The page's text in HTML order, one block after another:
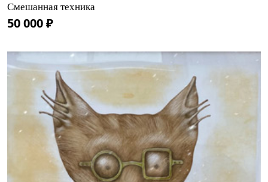
Смешанная техника
50 000 ₽